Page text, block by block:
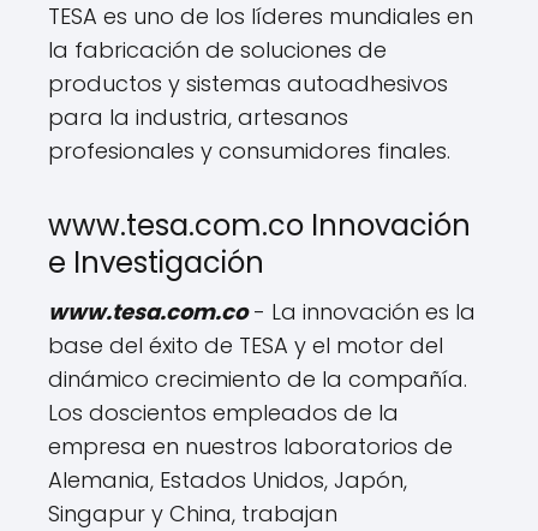
TESA es uno de los líderes mundiales en
la fabricación de soluciones de
productos y sistemas autoadhesivos
para la industria, artesanos
profesionales y consumidores finales.
www.tesa.com.co Innovación
e Investigación
www.tesa.com.co- La innovación es la
base del éxito de TESA y el motor del
dinámico crecimiento de la compañía.
Los doscientos empleados de la
empresa en nuestros laboratorios de
Alemania, Estados Unidos, Japón,
Singapur y China, trabajan